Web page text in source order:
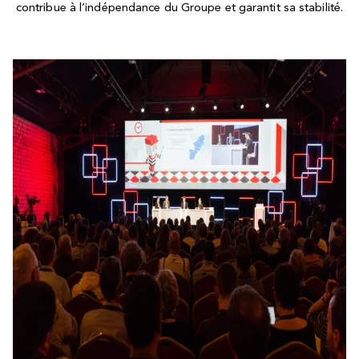
contribue à l’indépendance du Groupe et garantit sa stabilité.